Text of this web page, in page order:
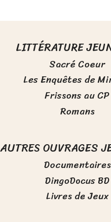
LITTÉRATURE
Sacré Coeur
Les Enquêtes de
Frissons au CP
Romans
AUTRES OUVRAGES
Documentaires
DingoDocus BD
Livres de Jeux